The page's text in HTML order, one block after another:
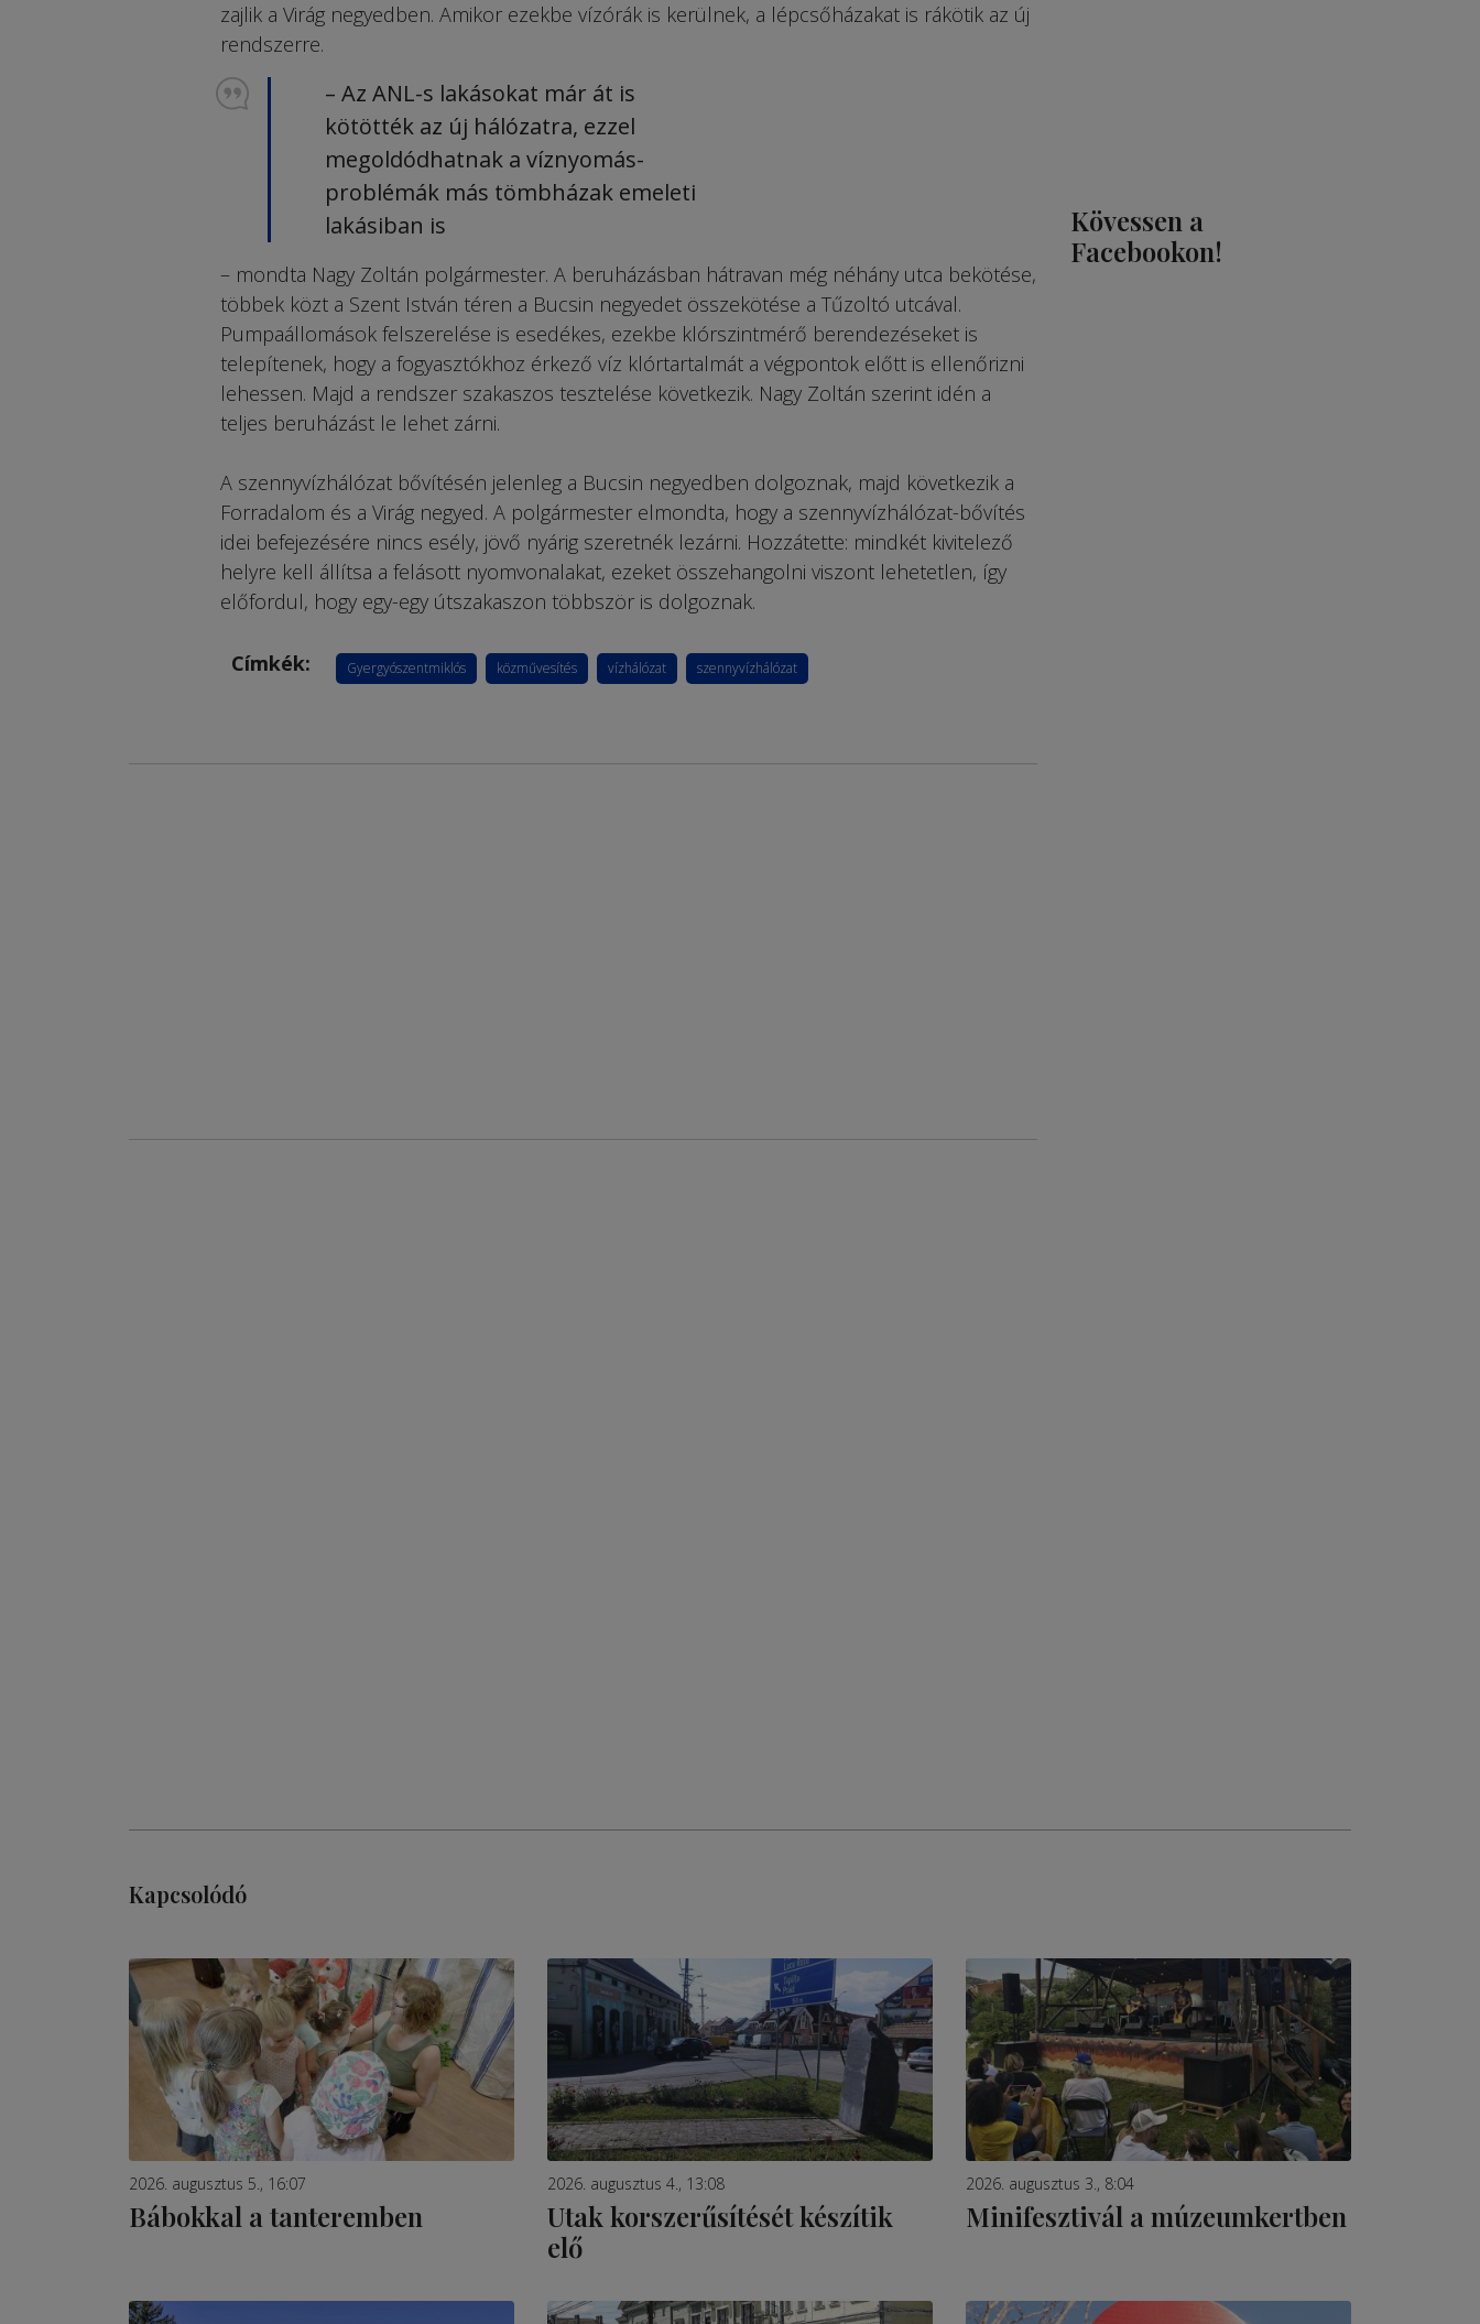
zajlik a Virág negyedben. Amikor ezekbe vízórák is kerülnek, a lépcsőházakat is rákötik az új
rendszerre.
– Az ANL-s lakásokat már át is
kötötték az új hálózatra, ezzel
megoldódhatnak a víznyomás-
problémák más tömbházak emeleti
lakásiban is
– mondta Nagy Zoltán polgármester. A beruházásban hátravan még néhány utca bekötése,
többek közt a Szent István téren a Bucsin negyedet összekötése a Tűzoltó utcával.
Pumpaállomások felszerelése is esedékes, ezekbe klórszintmérő berendezéseket is
telepítenek, hogy a fogyasztókhoz érkező víz klórtartalmát a végpontok előtt is ellenőrizni
lehessen. Majd a rendszer szakaszos tesztelése következik. Nagy Zoltán szerint idén a
teljes beruházást le lehet zárni.
A szennyvízhálózat bővítésén jelenleg a Bucsin negyedben dolgoznak, majd következik a
Forradalom és a Virág negyed. A polgármester elmondta, hogy a szennyvízhálózat-bővítés
idei befejezésére nincs esély, jövő nyárig szeretnék lezárni. Hozzátette: mindkét kivitelező
helyre kell állítsa a felásott nyomvonalakat, ezeket összehangolni viszont lehetetlen, így
előfordul, hogy egy-egy útszakaszon többször is dolgoznak.
Címkék: Gyergyószentmiklós közművesítés vízhálózat szennyvízhálózat
Kövessen a
Facebookon!
Kapcsolódó
2026. augusztus 5., 16:07
Bábokkal a tanteremben
2026. augusztus 4., 13:08
Utak korszerűsítését készítik
elő
2026. augusztus 3., 8:04
Minifesztivál a múzeumkertben